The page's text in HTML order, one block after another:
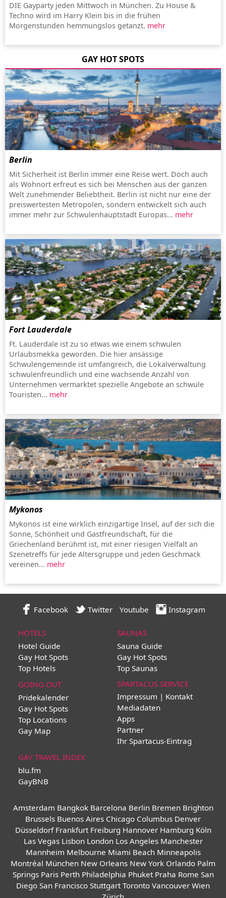
DIE Gayparty jeden Mittwoch in München. Zu House &
Techno wird im Harry Klein bis in die frühen
Morgenstunden hemmungslos getanzt. mehr
GAY HOT SPOTS
Berlin
Mit Sicherheit ist Berlin immer eine Reise wert. Doch auch
als Wohnort erfreut es sich bei Menschen aus der ganzen
Welt zunehmender Beliebtheit. Berlin ist nicht nur eine der
preiswertesten Metropolen, sondern entwickelt sich auch
immer mehr zur Schwulenhauptstadt Europas... mehr
Fort Lauderdale
Ft. Lauderdale ist zu so etwas wie einem schwulen
Urlaubsmekka geworden. Die hier ansässige
Schwulengemeinde ist umfangreich, die Lokalverwaltung
schwulenfreundlich und eine wachsende Anzahl von
Unternehmen vermarktet spezielle Angebote an schwule
Touristen... mehr
Mykonos
Mykonos ist eine wirklich einzigartige Insel, auf der sich die
Sonne, Schönheit und Gastfreundschaft, für die
Griechenland berühmt ist, mit einer riesigen Vielfalt an
Szenetreffs für jede Altersgruppe und jeden Geschmack
vereinen... mehr
Facebook Twitter Youtube Instagram
HOTELS
Hotel Guide
Gay Hot Spots
Top Hotels
SAUNAS
Sauna Guide
Gay Hot Spots
Top Saunas
GOING OUT
Pridekalender
Gay Hot Spots
Top Locations
Gay Map
SPARTACUS SERVICE
Impressum | Kontakt
Mediadaten
Apps
Partner
Ihr Spartacus-Eintrag
GAY TRAVEL INDEX
blu.fm
GayBNB
Amsterdam Bangkok Barcelona Berlin Bremen Brighton
Brussels Buenos Aires Chicago Columbus Denver
Düsseldorf Frankfurt Freiburg Hannover Hamburg Köln
Las Vegas Lisbon London Los Angeles Manchester
Mannheim Melbourne Miami Beach Minneapolis
Montréal München New Orleans New York Orlando Palm
Springs Paris Perth Philadelphia Phuket Praha Rome San
Diego San Francisco Stuttgart Toronto Vancouver Wien